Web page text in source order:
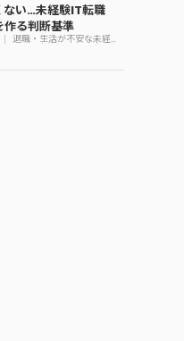
ない…未経験IT転職
作る判断基準
退職・生活が不安な未経験
IT転職｜損しない順番の作